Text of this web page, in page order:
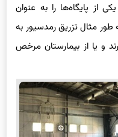
از پایگاه‌ها را به عنوان
طور مثال تزریق رمدسیور به
و یا از بیمارستان مرخص